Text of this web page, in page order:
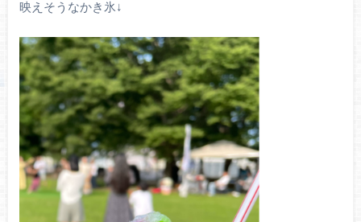
映えそうなかき氷↓